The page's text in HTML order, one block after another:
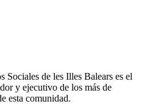
de les Illes Balears es el
y ejecutivo de los más de
esta comunidad.